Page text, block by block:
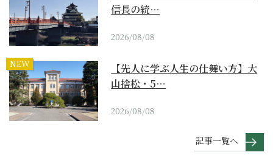
信長の統…
2026/08/08
NEW
【先人に学ぶ人生の仕舞い方】大
山捨松・5…
2026/08/08
記事一覧へ